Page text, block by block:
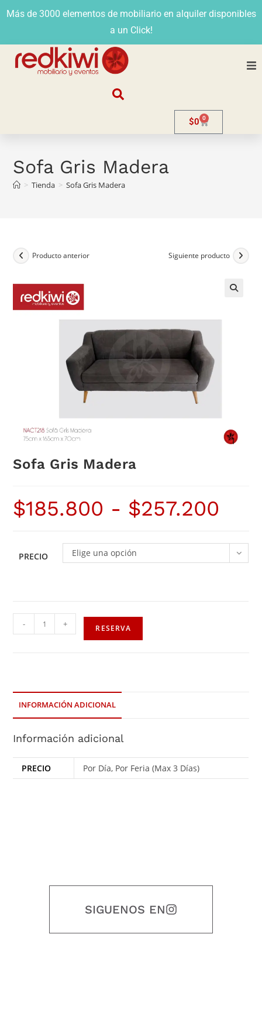
Más de 3000 elementos de mobiliario en alquiler disponibles
a un Click!
Contacto
$0 0
Sofa Gris Madera
> Tienda > Sofa Gris Madera
Producto anterior Siguiente producto
Sofa Gris Madera
$185.800 - $257.200
PRECIO Elige una opción
- + RESERVA
INFORMACIÓN ADICIONAL
Información adicional
PRECIO Por Día, Por Feria (Max 3 Días)
SIGUENOS EN